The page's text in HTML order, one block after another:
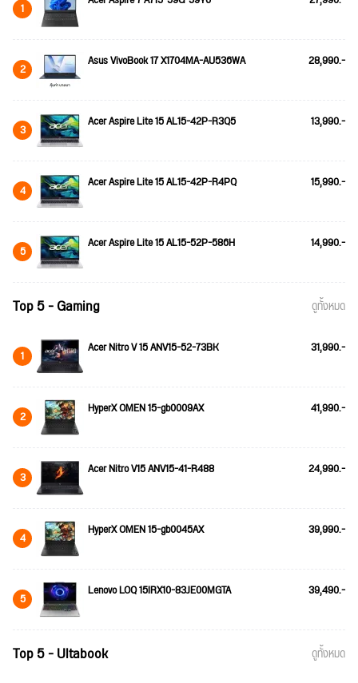
1
2 Asus VivoBook 17 X1704MA-AU536WA 28,990.-
3 Acer Aspire Lite 15 AL15-42P-R3Q5 13,990.-
4 Acer Aspire Lite 15 AL15-42P-R4PQ 15,990.-
5 Acer Aspire Lite 15 AL15-52P-586H 14,990.-
Top 5 - Gaming ดูทั้งหมด
1 Acer Nitro V 15 ANV15-52-73BK 31,990.-
2 HyperX OMEN 15-gb0009AX 41,990.-
3 Acer Nitro V15 ANV15-41-R488 24,990.-
4 HyperX OMEN 15-gb0045AX 39,990.-
5 Lenovo LOQ 15IRX10-83JE00MGTA 39,490.-
Top 5 - Ultabook ดูทั้งหมด